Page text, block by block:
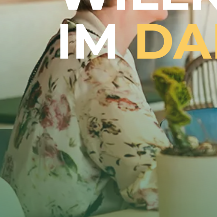
IM